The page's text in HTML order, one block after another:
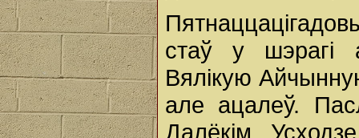
стаў у шэрагі
Вялікую
але ацалеў.
Далёкім